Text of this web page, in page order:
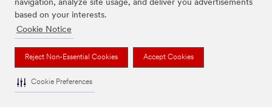
navigation, analyze site usage, and deliver you advertisements
based on your interests.
Cookie Notice
Reject Non-Essential Cookies Accept Cookies
Cookie Preferences